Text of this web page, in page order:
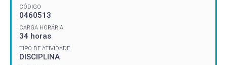
CÓDIGO
0460513
CARGA HORÁRIA
34 horas
TIPO DE ATIVIDADE
DISCIPLINA